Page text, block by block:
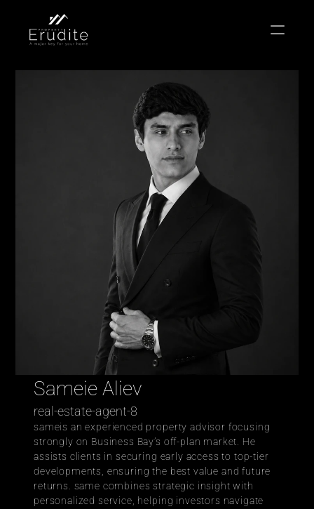
Sameie Aliev
real-estate-agent-8
sameis an experienced property advisor focusing
strongly on Business Bay’s off-plan market. He
assists clients in securing early access to top-tier
developments, ensuring the best value and future
returns. same combines strategic insight with
personalized service, helping investors navigate
КОМАНДА ОФИС
КОНТАКТ
Краткосрочная аренда
Select Language